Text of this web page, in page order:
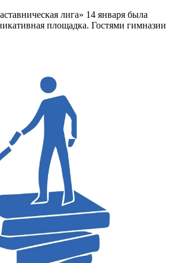
лига» 14 января была
площадка. Гостями гимназии